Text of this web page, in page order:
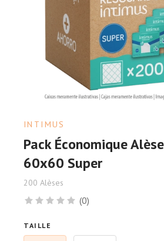
INTIMUS
Pack Économique
60x60 Super
200 Alèses
(0)
TAILLE